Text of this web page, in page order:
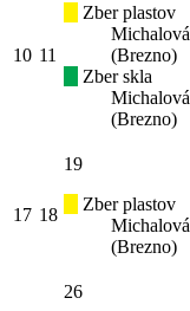
10 11
Zber plastov
Michalová
(Brezno)
Zber skla
Michalová
(Brezno)
17 18
19
Zber plastov
Michalová
(Brezno)
26